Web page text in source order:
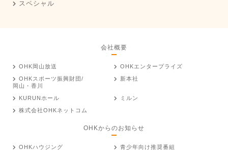
スペシャル
会社概要
OHK岡山放送
OHKエンタープライズ
OHKスポーツ振興財団/
岡山・香川
新本社
KURUNホール
ミルン
株式会社OHKネットコム
OHKからのお知らせ
OHKハウジング
青少年向け推奨番組